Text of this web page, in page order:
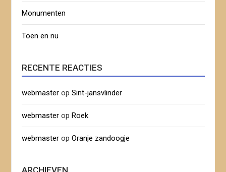
Monumenten
Toen en nu
RECENTE REACTIES
webmaster opSint-jansvlinder
webmaster opRoek
webmaster opOranje zandoogje
ARCHIEVEN